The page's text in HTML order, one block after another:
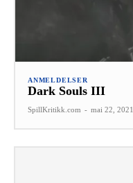
ANMELDELSER
Dark Souls III
SpillKritikk.com - mai 22, 2021